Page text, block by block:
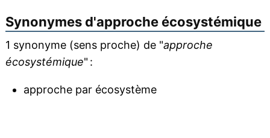
Synonymes d'approche écosystémique
1 synonyme (sens proche) de "approche
écosystémique" :
approche par écosystème